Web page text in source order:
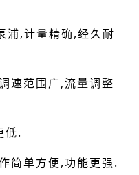
浦,计量精确,经久耐
速范围广,流量调整
低.
简单方便,功能更强.